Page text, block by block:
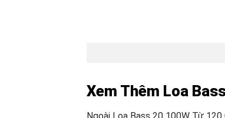
Xem Thêm Loa